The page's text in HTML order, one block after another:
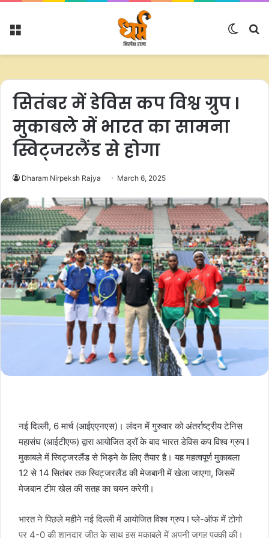
Menu
Switch
सितंबर में डेविस कप विश्व ग्रुप I
मुकाबले में भारत का सामना
स्विट्जरलैंड से होगा
Dharam Nirpeksh Rajya March 6, 2025
नई दिल्ली, 6 मार्च (आईएएनएस)। लंदन में गुरुवार को अंतर्राष्ट्रीय टेनिस
महासंघ (आईटीएफ) द्वारा आयोजित ड्रॉ के बाद भारत डेविस कप विश्व ग्रुप I
मुकाबले में स्विट्जरलैंड से भिड़ने के लिए तैयार है। यह महत्वपूर्ण मुकाबला
12 से 14 सितंबर तक स्विट्जरलैंड की मेजबानी में खेला जाएगा, जिसमें
मेजबान टीम खेल की सतह का चयन करेगी।
भारत ने पिछले महीने नई दिल्ली में आयोजित विश्व ग्रुप I प्ले-ऑफ में टोगो
पर 4-0 की शानदार जीत के साथ इस मुकाबले में अपनी जगह पक्की की।